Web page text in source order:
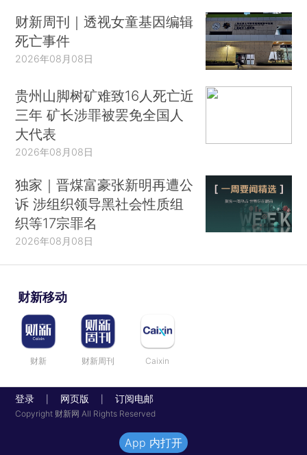
财新周刊｜透视女童基因编辑
死亡事件
2026年08月08日
贵州山脚树矿难致16人死亡近
三年 矿长涉罪被罢免全国人
大代表
2026年08月08日
独家｜晋煤富豪张新明再遭公
诉 涉组织领导黑社会性质组
织等17宗罪名
2026年08月08日
财新移动
财新 财新周刊 Caixin
登录 网页版 订阅电邮
Copyright 财新网 All Rights Reserved
App 内打开